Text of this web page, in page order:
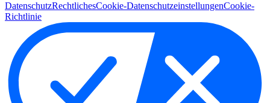
DatenschutzRechtlichesCookie-DatenschutzeinstellungenCookie-
Richtlinie